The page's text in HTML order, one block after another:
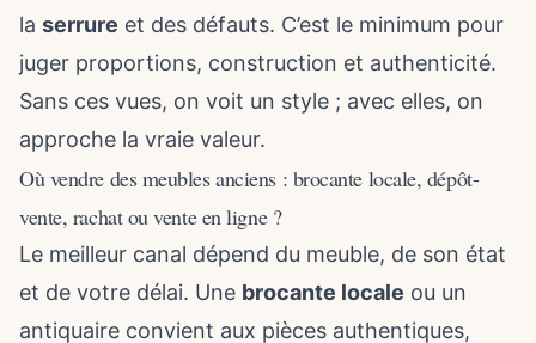
la serrure et des défauts. C’est le minimum pour
juger proportions, construction et authenticité.
Sans ces vues, on voit un style ; avec elles, on
approche la vraie valeur.
Où vendre des meubles anciens : brocante locale, dépôt-
vente, rachat ou vente en ligne ?
Le meilleur canal dépend du meuble, de son état
et de votre délai. Une brocante locale ou un
antiquaire convient aux pièces authentiques,